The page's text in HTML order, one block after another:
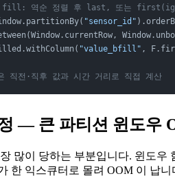
fill: 역순 정렬 후 last, 또는
"sensor_id"
"value_bfill" ,
직전·직후 값과 시간 거리로 직접 계산
— 큰 파티션 윈도우
많이 당하는 부분입니다. 윈도우
한 익스큐터로 몰려 OOM 이 납니